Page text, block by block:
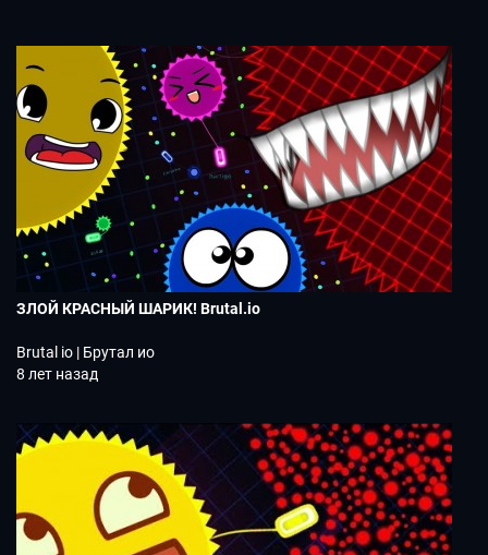
ЗЛОЙ КРАСНЫЙ ШАРИК! Brutal.io
Brutal io | Брутал ио
8 лет назад